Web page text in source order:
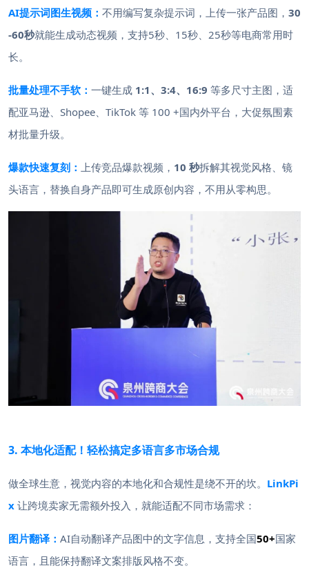
AI提示词图生视频： 不用编写复杂提示词，上传一张产品图， 30
-60秒就能生成动态视频，支持5秒、15秒、25秒等电商常用时
长。
批量处理不手软： 一键生成 1:1、3:4、16:9 等多尺寸主图，适
配亚马逊、Shopee、TikTok 等 100 +国内外平台，大促氛围素
材批量升级。
爆款快速复刻： 上传竞品爆款视频， 10 秒拆解其视觉风格、镜
头语言，替换自身产品即可生成原创内容，不用从零构思。
3. 本地化适配！轻松搞定多语言多市场合规
做全球生意，视觉内容的本地化和合规性是绕不开的坎。 LinkPi
x 让跨境卖家无需额外投入，就能适配不同市场需求：
图片翻译： AI自动翻译产品图中的文字信息，支持全国50+国家
语言，且能保持翻译文案排版风格不变。